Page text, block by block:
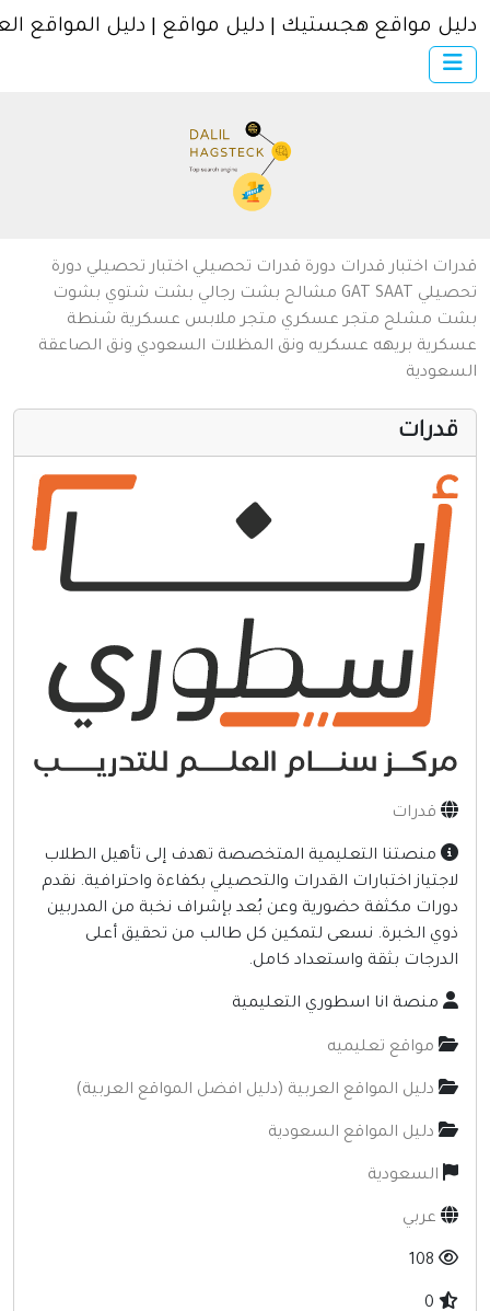
× الرئيسية
اتصل بنا
تسجيل
دخول
سياسة الخصوصية
شروط الاستخدام
كمبيوتر وبرامج
إنترنت وشبكات
الأسرة والترفيه
مواقع طبيه
منتديات
أخرى ومنوعه
مواقع هجستيك | دليل مواقع | دليل المواقع العربية
اختبار قدرات دورة قدرات تحصيلي اختبار تحصيلي دورة
SAAT
GAT مشالح بشت رجالي بشت شتوي بشوت
مشلح متجر عسكري متجر ملابس عسكرية شنطة
بريهه عسكريه ونق المظلات السعودي ونق الصاعقة
قدرات
منصتنا التعليمية المتخصصة تهدف إلى تأهيل الطلاب
اختبارات القدرات والتحصيلي بكفاءة واحترافية. نقدم
مكثفة حضورية وعن بُعد بإشراف نخبة من المدربين
الخبرة. نسعى لتمكين كل طالب من تحقيق أعلى
بثقة واستعداد كامل.
منصة انا اسطوري التعليمية
مواقع تعليميه
دليل المواقع العربية (دليل افضل المواقع العربية)
دليل المواقع السعودية
السعودية
عربي